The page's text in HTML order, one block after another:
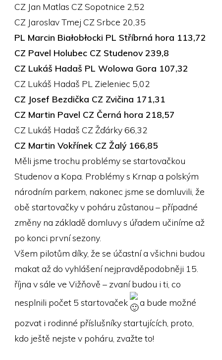
CZ Jan Matlas CZ Sopotnice 2,52
CZ Jaroslav Tmej CZ Srbce 20,35
PL Marcin Białobłocki PL Stříbrná hora 113,72
CZ Pavel Holubec CZ Studenov 239,8
CZ Lukáš Hadaš PL Wolowa Gora 107,32
CZ Lukáš Hadaš PL Zieleniec 5,02
CZ Josef Bezdička CZ Zvičina 171,31
CZ Martin Pavel CZ Černá hora 218,57
CZ Lukáš Hadaš CZ Žďárky 66,32
CZ Martin Vokřínek CZ Žalý 166,85
Měli jsme trochu problémy se startovačkou
Studenov a Kopa. Problémy s Krnap a polským
národním parkem, nakonec jsme se domluvili, že
obě startovačky v poháru zůstanou – případné
změny na základě domluvy s úřadem učiníme až
po konci první sezony.
Všem pilotům díky, že se účastní a všichni budou
makat až do vyhlášení nejpravděpodobněji 15.
října v sále ve Vižňově – zvaní budou i ti, co
nesplnili počet 5 startovaček
a bude možné
pozvat i rodinné příslušníky startujících, proto,
kdo ještě nejste v poháru, zvažte to!